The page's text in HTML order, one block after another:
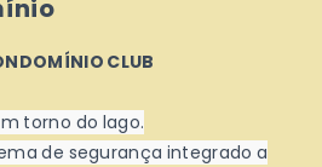
CLUB
torno do lago.
de segurança integrado a